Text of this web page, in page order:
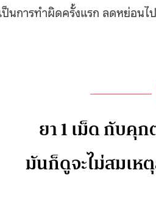
นการทำผิดครั้งแรก ลดหย่อนไ
ยา 1 เม็ด กับคุ
มันก็ดูจะไม่สมเห